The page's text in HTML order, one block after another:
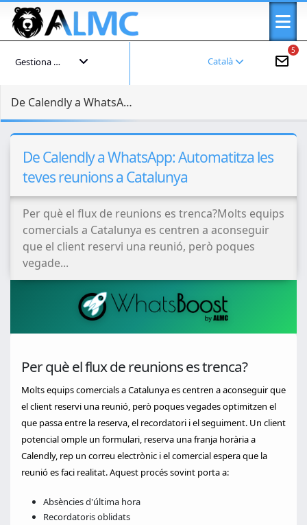
5
Català
Gestiona el teu compte
De Calendly a WhatsApp: Automatitza les teves reunions a Catalunya
De Calendly a WhatsApp: Automatitza les
teves reunions a Catalunya
Per què el flux de reunions es trenca?Molts equips
comercials a Catalunya es centren a aconseguir
que el client reservi una reunió, però poques
vegade...
Per què el flux de reunions es trenca?
Molts equips comercials a Catalunya es centren a aconseguir que
el client reservi una reunió, però poques vegades optimitzen el
que passa entre la reserva, el recordatori i el seguiment. Un client
potencial omple un formulari, reserva una franja horària a
Calendly, rep un correu electrònic i el comercial espera que la
reunió es faci realitat. Aquest procés sovint porta a:
Absències d'última hora
Recordatoris oblidats